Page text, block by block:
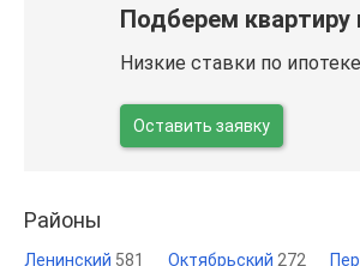
Подберем квартиру
Низкие ставки по
Оставить заявку
Районы
Ленинский 581 Октябрьский 272